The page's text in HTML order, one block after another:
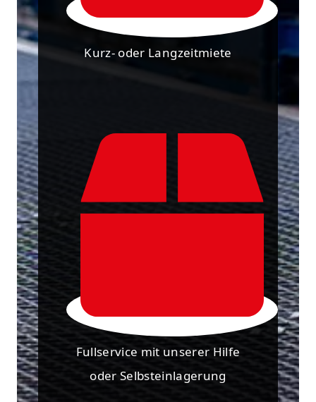
Kurz- oder Langzeitmiete
Fullservice mit unserer Hilfe
oder Selbsteinlagerung